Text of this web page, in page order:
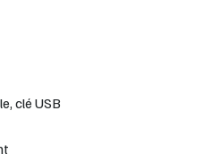
clé USB